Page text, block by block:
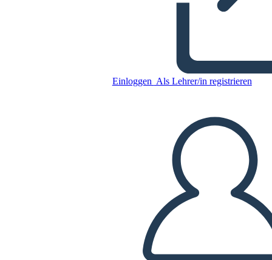
Einloggen Als Lehrer/in registrieren
Beneficio de Solución de
Producto
Kopieren Sie dieses Storyboard
ERSTELLEN SIE EIN STORYBOARD
DIASHOW ABSPIELEN
LIES MIR VOR